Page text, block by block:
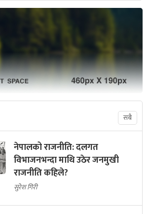
सबै
नेपालको राजनीति: दलगत
विभाजनभन्दा माथि उठेर जनमुखी
राजनीति कहिले?
सुरेश गिरी